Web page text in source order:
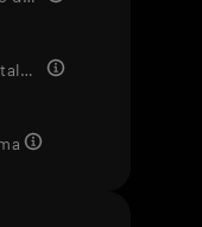
Avaliação totalmente diluída